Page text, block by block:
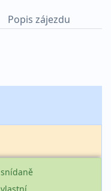
Popis zájezdu
snídaně